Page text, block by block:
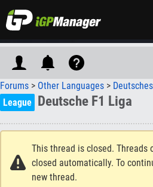
Forums > Other Languages >
League
Deutsche F1 Liga
This thread is closed. Threads
closed automatically. To
new thread.